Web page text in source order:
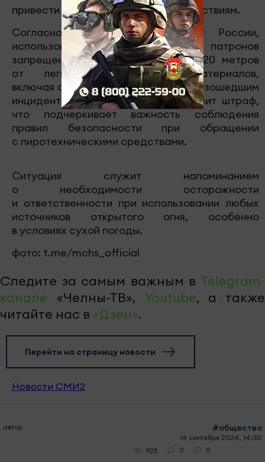
привести к более серьезным последствиям.
Согласно информации от МЧС России,
использование сигнальных патронов
запрещено на расстоянии менее 20 метров
от легковоспламеняющихся материалов,
включая сухую траву. В связи с произошедшим
инцидентом виновнику пожара грозит штраф,
что подчеркивает важность соблюдения
правил безопасности при обращении
с пиротехническими средствами.
Ситуация служит напоминанием
о необходимости осторожности
и ответственности при использовании любых
источников открытого огня, особенно
в условиях сухой погоды.
фото: t.me/mchs_official
Следите за самым важным в Telegram-
канале «Челны-ТВ», Youtube, а также
читайте нас в «Дзен».
Перейти на страницу новости
Новости СМИ2
автор #общество
14 сентября 2024, 14:30
925
0 0